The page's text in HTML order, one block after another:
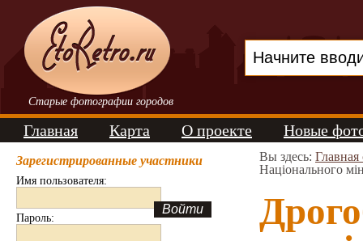
Старые фотографии городов
Главная Карта О проекте Новые
Зарегистрированные участники
Имя пользователя:
Пароль:
Вы здесь: Главная
Національного